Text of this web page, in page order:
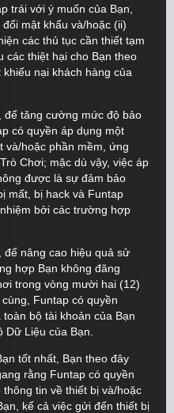
trái với ý muốn của Bạn,
mật khẩu và/hoặc (ii)
các thủ tục cần thiết tạm
các thiệt hại cho Bạn theo
nại khách hàng của
để tăng cường mức độ bảo
có quyền áp dụng một
và/hoặc phần mềm, ứng
Chơi; mặc dù vậy, việc áp
được là sự đảm bảo
mất, bị hack và Funtap
bởi các trường hợp
để nâng cao hiệu quả sử
hợp Bạn không đăng
trong vòng mười hai (12)
Funtap có quyền
bộ tài khoản của Bạn
Liệu của Bạn.
tốt nhất, Bạn theo đây
rằng Funtap có quyền
tin về thiết bị và/hoặc
kể cả việc gửi đến thiết bị